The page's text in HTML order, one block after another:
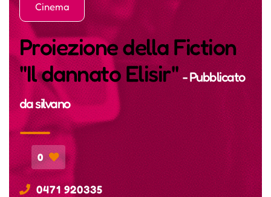
Cinema
Proiezione della Fiction
"Il dannato Elisir"- Pubblicato
dasilvano
0
0471 920335